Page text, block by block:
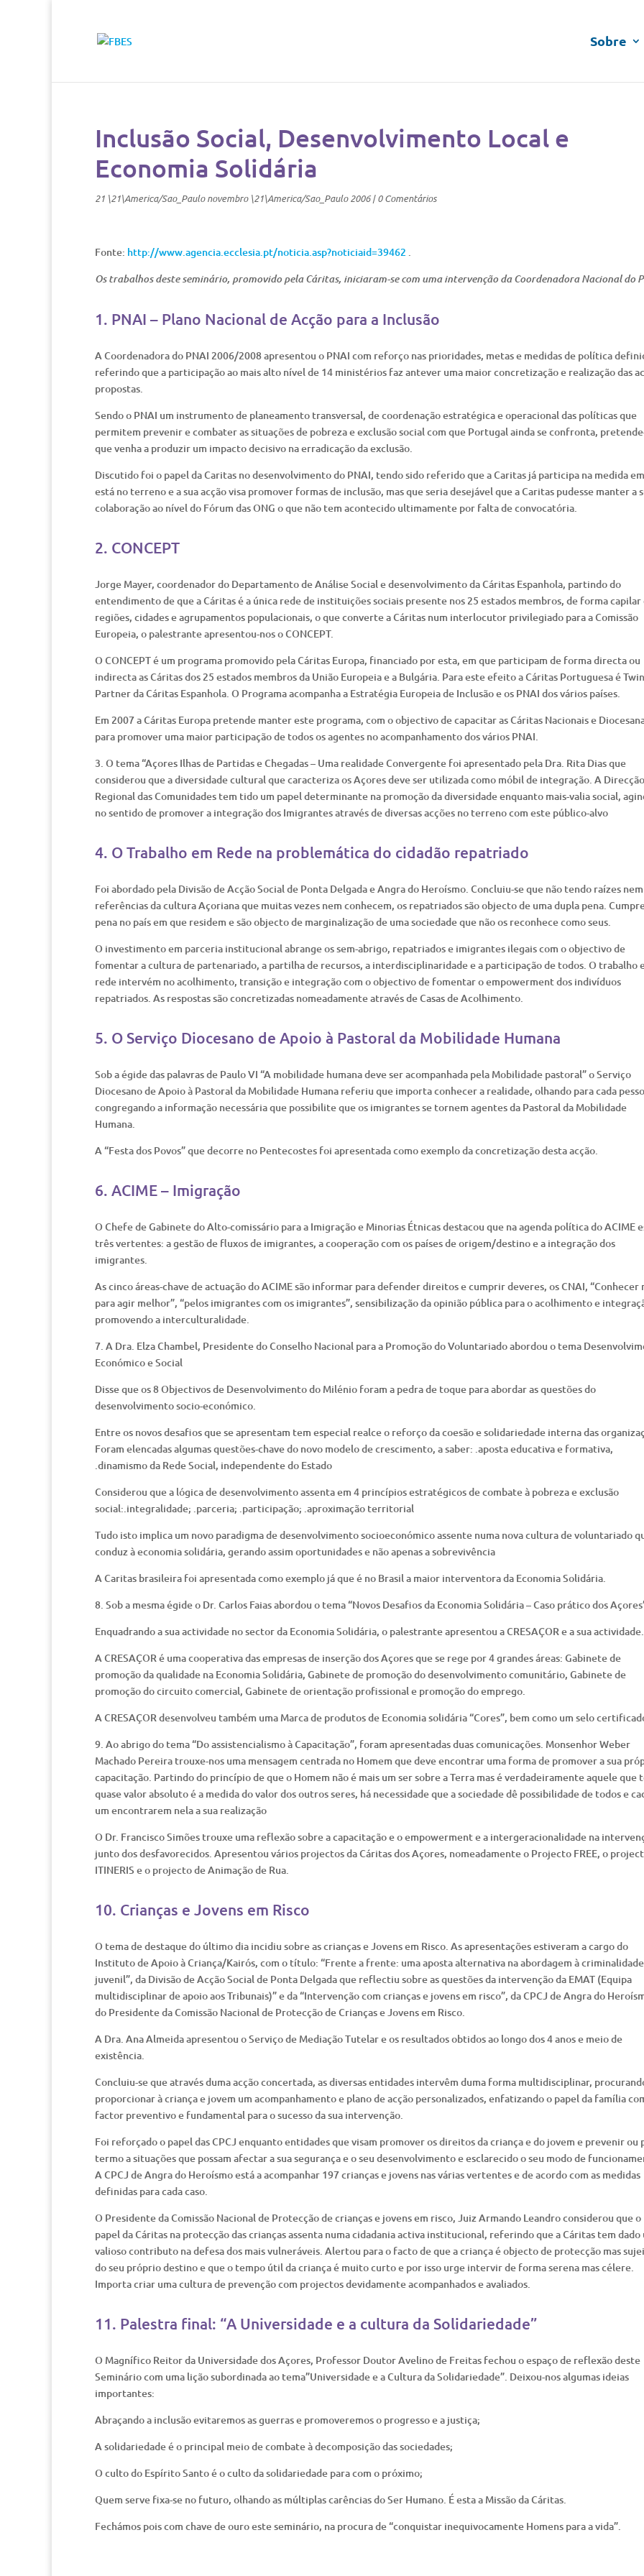
Sobre
Inclusão Social, Desenvolvimento Local e
Economia Solidária
21 \21\America/Sao_Paulo novembro \21\America/Sao_Paulo 2006|0 Comentários
Fonte: http://www.agencia.ecclesia.pt/noticia.asp?noticiaid=39462 .
Os trabalhos deste seminário, promovido pela Cáritas, iniciaram-se com uma intervenção da Coordenadora Nacional do
1. PNAI – Plano Nacional de Acção para a Inclusão
A Coordenadora do PNAI 2006/2008 apresentou o PNAI com reforço nas prioridades, metas e medidas de política
referindo que a participação ao mais alto nível de 14 ministérios faz antever uma maior concretização e realização das
propostas.
Sendo o PNAI um instrumento de planeamento transversal, de coordenação estratégica e operacional das políticas que
permitem prevenir e combater as situações de pobreza e exclusão social com que Portugal ainda se confronta,
que venha a produzir um impacto decisivo na erradicação da exclusão.
Discutido foi o papel da Caritas no desenvolvimento do PNAI, tendo sido referido que a Caritas já participa na medida
está no terreno e a sua acção visa promover formas de inclusão, mas que seria desejável que a Caritas pudesse manter a
colaboração ao nível do Fórum das ONG o que não tem acontecido ultimamente por falta de convocatória.
2. CONCEPT
Jorge Mayer, coordenador do Departamento de Análise Social e desenvolvimento da Cáritas Espanhola, partindo do
entendimento de que a Cáritas é a única rede de instituições sociais presente nos 25 estados membros, de forma capilar
regiões, cidades e agrupamentos populacionais, o que converte a Cáritas num interlocutor privilegiado para a Comissão
Europeia, o palestrante apresentou-nos o CONCEPT.
O CONCEPT é um programa promovido pela Cáritas Europa, financiado por esta, em que participam de forma directa ou
indirecta as Cáritas dos 25 estados membros da União Europeia e a Bulgária. Para este efeito a Cáritas Portuguesa é Twin
Partner da Cáritas Espanhola. O Programa acompanha a Estratégia Europeia de Inclusão e os PNAI dos vários países.
Em 2007 a Cáritas Europa pretende manter este programa, com o objectivo de capacitar as Cáritas Nacionais e
para promover uma maior participação de todos os agentes no acompanhamento dos vários PNAI.
3. O tema “Açores Ilhas de Partidas e Chegadas – Uma realidade Convergente foi apresentado pela Dra. Rita Dias que
considerou que a diversidade cultural que caracteriza os Açores deve ser utilizada como móbil de integração. A Direcção
Regional das Comunidades tem tido um papel determinante na promoção da diversidade enquanto mais-valia social,
no sentido de promover a integração dos Imigrantes através de diversas acções no terreno com este público-alvo
4. O Trabalho em Rede na problemática do cidadão repatriado
Foi abordado pela Divisão de Acção Social de Ponta Delgada e Angra do Heroísmo. Concluiu-se que não tendo raízes nem
referências da cultura Açoriana que muitas vezes nem conhecem, os repatriados são objecto de uma dupla pena.
pena no país em que residem e são objecto de marginalização de uma sociedade que não os reconhece como seus.
O investimento em parceria institucional abrange os sem-abrigo, repatriados e imigrantes ilegais com o objectivo de
fomentar a cultura de partenariado, a partilha de recursos, a interdisciplinaridade e a participação de todos. O trabalho
rede intervém no acolhimento, transição e integração com o objectivo de fomentar o empowerment dos indivíduos
repatriados. As respostas são concretizadas nomeadamente através de Casas de Acolhimento.
5. O Serviço Diocesano de Apoio à Pastoral da Mobilidade Humana
Sob a égide das palavras de Paulo VI “A mobilidade humana deve ser acompanhada pela Mobilidade pastoral” o Serviço
Diocesano de Apoio à Pastoral da Mobilidade Humana referiu que importa conhecer a realidade, olhando para cada
congregando a informação necessária que possibilite que os imigrantes se tornem agentes da Pastoral da Mobilidade
Humana.
A “Festa dos Povos” que decorre no Pentecostes foi apresentada como exemplo da concretização desta acção.
6. ACIME – Imigração
O Chefe de Gabinete do Alto-comissário para a Imigração e Minorias Étnicas destacou que na agenda política do ACIME
três vertentes: a gestão de fluxos de imigrantes, a cooperação com os países de origem/destino e a integração dos
imigrantes.
As cinco áreas-chave de actuação do ACIME são informar para defender direitos e cumprir deveres, os CNAI, “Conhecer
para agir melhor”, “pelos imigrantes com os imigrantes”, sensibilização da opinião pública para o acolhimento e
promovendo a interculturalidade.
7. A Dra. Elza Chambel, Presidente do Conselho Nacional para a Promoção do Voluntariado abordou o tema
Económico e Social
Disse que os 8 Objectivos de Desenvolvimento do Milénio foram a pedra de toque para abordar as questões do
desenvolvimento socio-económico.
Entre os novos desafios que se apresentam tem especial realce o reforço da coesão e solidariedade interna das
Foram elencadas algumas questões-chave do novo modelo de crescimento, a saber: .aposta educativa e formativa,
.dinamismo da Rede Social, independente do Estado
Considerou que a lógica de desenvolvimento assenta em 4 princípios estratégicos de combate à pobreza e exclusão
social:.integralidade; .parceria; .participação; .aproximação territorial
Tudo isto implica um novo paradigma de desenvolvimento socioeconómico assente numa nova cultura de voluntariado
conduz à economia solidária, gerando assim oportunidades e não apenas a sobrevivência
A Caritas brasileira foi apresentada como exemplo já que é no Brasil a maior interventora da Economia Solidária.
8. Sob a mesma égide o Dr. Carlos Faias abordou o tema “Novos Desafios da Economia Solidária – Caso prático dos
Enquadrando a sua actividade no sector da Economia Solidária, o palestrante apresentou a CRESAÇOR e a sua actividade.
A CRESAÇOR é uma cooperativa das empresas de inserção dos Açores que se rege por 4 grandes áreas: Gabinete de
promoção da qualidade na Economia Solidária, Gabinete de promoção do desenvolvimento comunitário, Gabinete de
promoção do circuito comercial, Gabinete de orientação profissional e promoção do emprego.
A CRESAÇOR desenvolveu também uma Marca de produtos de Economia solidária “Cores”, bem como um selo
9. Ao abrigo do tema “Do assistencialismo à Capacitação”, foram apresentadas duas comunicações. Monsenhor Weber
Machado Pereira trouxe-nos uma mensagem centrada no Homem que deve encontrar uma forma de promover a sua
capacitação. Partindo do princípio de que o Homem não é mais um ser sobre a Terra mas é verdadeiramente aquele que
quase valor absoluto é a medida do valor dos outros seres, há necessidade que a sociedade dê possibilidade de todos e
um encontrarem nela a sua realização
O Dr. Francisco Simões trouxe uma reflexão sobre a capacitação e o empowerment e a intergeracionalidade na
junto dos desfavorecidos. Apresentou vários projectos da Cáritas dos Açores, nomeadamente o Projecto FREE, o
ITINERIS e o projecto de Animação de Rua.
10. Crianças e Jovens em Risco
O tema de destaque do último dia incidiu sobre as crianças e Jovens em Risco. As apresentações estiveram a cargo do
Instituto de Apoio à Criança/Kairós, com o título: “Frente a frente: uma aposta alternativa na abordagem à criminalidade
juvenil”, da Divisão de Acção Social de Ponta Delgada que reflectiu sobre as questões da intervenção da EMAT (Equipa
multidisciplinar de apoio aos Tribunais)” e da “Intervenção com crianças e jovens em risco”, da CPCJ de Angra do
do Presidente da Comissão Nacional de Protecção de Crianças e Jovens em Risco.
A Dra. Ana Almeida apresentou o Serviço de Mediação Tutelar e os resultados obtidos ao longo dos 4 anos e meio de
existência.
Concluiu-se que através duma acção concertada, as diversas entidades intervêm duma forma multidisciplinar,
proporcionar à criança e jovem um acompanhamento e plano de acção personalizados, enfatizando o papel da família
factor preventivo e fundamental para o sucesso da sua intervenção.
Foi reforçado o papel das CPCJ enquanto entidades que visam promover os direitos da criança e do jovem e prevenir ou
termo a situações que possam afectar a sua segurança e o seu desenvolvimento e esclarecido o seu modo de
A CPCJ de Angra do Heroísmo está a acompanhar 197 crianças e jovens nas várias vertentes e de acordo com as medidas
definidas para cada caso.
O Presidente da Comissão Nacional de Protecção de crianças e jovens em risco, Juiz Armando Leandro considerou que o
papel da Cáritas na protecção das crianças assenta numa cidadania activa institucional, referindo que a Cáritas tem dado
valioso contributo na defesa dos mais vulneráveis. Alertou para o facto de que a criança é objecto de protecção mas
do seu próprio destino e que o tempo útil da criança é muito curto e por isso urge intervir de forma serena mas célere.
Importa criar uma cultura de prevenção com projectos devidamente acompanhados e avaliados.
11. Palestra final: “A Universidade e a cultura da Solidariedade”
O Magnífico Reitor da Universidade dos Açores, Professor Doutor Avelino de Freitas fechou o espaço de reflexão deste
Seminário com uma lição subordinada ao tema”Universidade e a Cultura da Solidariedade”. Deixou-nos algumas ideias
importantes:
Abraçando a inclusão evitaremos as guerras e promoveremos o progresso e a justiça;
A solidariedade é o principal meio de combate à decomposição das sociedades;
O culto do Espírito Santo é o culto da solidariedade para com o próximo;
Quem serve fixa-se no futuro, olhando as múltiplas carências do Ser Humano. É esta a Missão da Cáritas.
Fechámos pois com chave de ouro este seminário, na procura de “conquistar inequivocamente Homens para a vida”.